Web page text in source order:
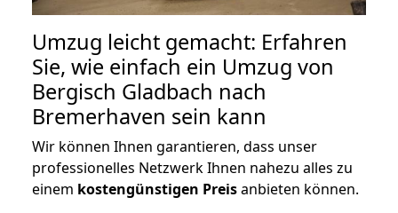
Umzug leicht gemacht: Erfahren
Sie, wie einfach ein Umzug von
Bergisch Gladbach nach
Bremerhaven sein kann
Wir können Ihnen garantieren, dass unser
professionelles Netzwerk Ihnen nahezu alles zu
einem kostengünstigen Preisanbieten können.